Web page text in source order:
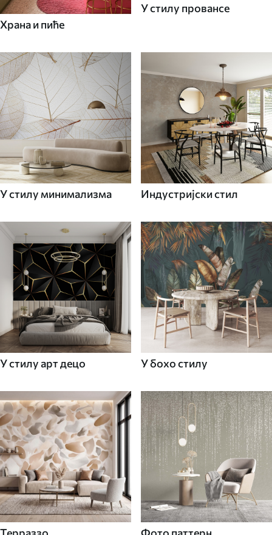
Храна и пиће
У стилу провансе
У стилу минимализма Индустријски стил
У стилу арт децо У бохо стилу